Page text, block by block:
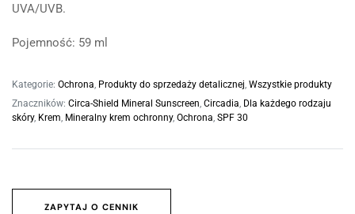
UVA/UVB.
Pojemność: 59 ml
Kategorie: Ochrona, Produkty do sprzedaży detalicznej, Wszystkie produkty
Znaczników: Circa-Shield Mineral Sunscreen, Circadia, Dla każdego rodzaju
skóry, Krem, Mineralny krem ochronny, Ochrona, SPF 30
ZAPYTAJ O CENNIK